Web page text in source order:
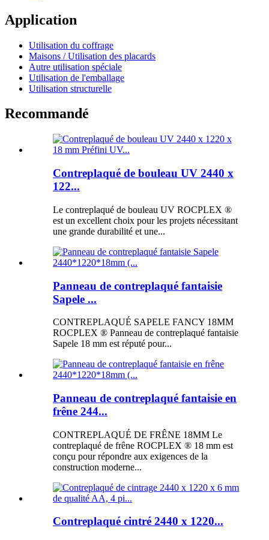
Application
Utilisation du coffrage
Maisons / Utilisation des placards
Autre utilisation spéciale
Utilisation de l'emballage
Utilisation structurelle
Recommandé
Contreplaqué de bouleau UV 2440 x
122...
Le contreplaqué de bouleau UV ROCPLEX ®
est un excellent choix pour les projets nécessitant
une grande durabilité et une...
Panneau de contreplaqué fantaisie
Sapele ...
CONTREPLAQUÉ SAPELE FANCY 18MM
ROCPLEX ® Panneau de contreplaqué fantaisie
Sapele 18 mm est réputé pour...
Panneau de contreplaqué fantaisie en
frêne 244...
CONTREPLAQUÉ DE FRÊNE 18MM Le
contreplaqué de frêne ROCPLEX ® 18 mm est
conçu pour répondre aux exigences de la
construction moderne...
Contreplaqué cintré 2440 x 1220...